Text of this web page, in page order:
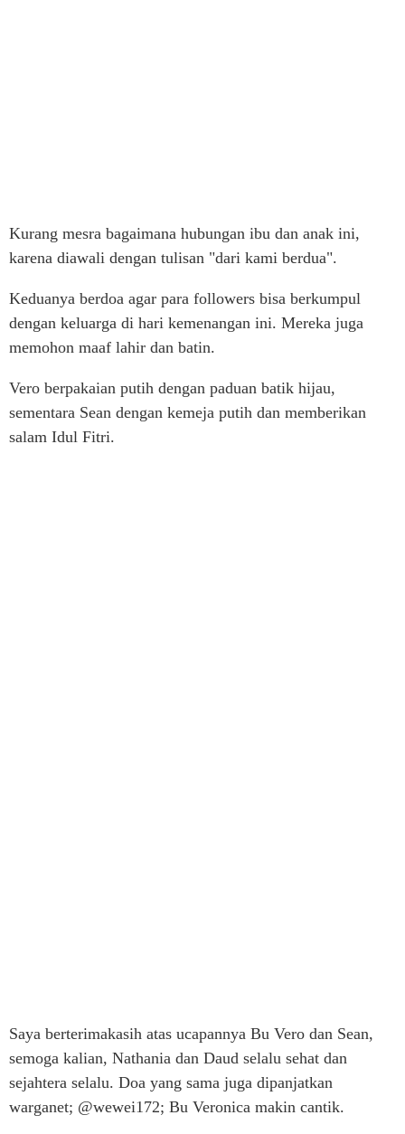
Kurang mesra bagaimana hubungan ibu dan anak ini,
karena diawali dengan tulisan "dari kami berdua".
Keduanya berdoa agar para followers bisa berkumpul
dengan keluarga di hari kemenangan ini. Mereka juga
memohon maaf lahir dan batin.
Vero berpakaian putih dengan paduan batik hijau,
sementara Sean dengan kemeja putih dan memberikan
salam Idul Fitri.
Saya berterimakasih atas ucapannya Bu Vero dan Sean,
semoga kalian, Nathania dan Daud selalu sehat dan
sejahtera selalu. Doa yang sama juga dipanjatkan
warganet; @wewei172; Bu Veronica makin cantik.